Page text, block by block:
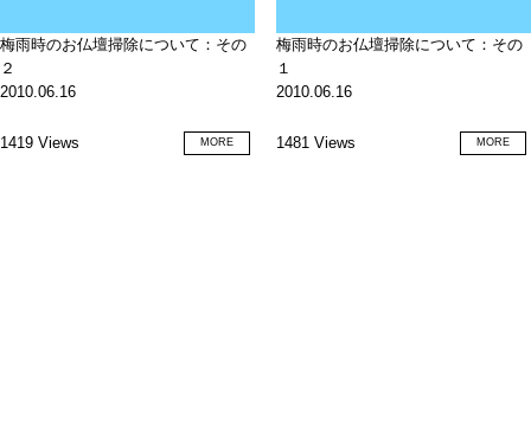
梅雨時のお仏壇掃除について：その
２
2010.06.16
1419 Views MORE
梅雨時のお仏壇掃除について：その
１
2010.06.16
1481 Views MORE